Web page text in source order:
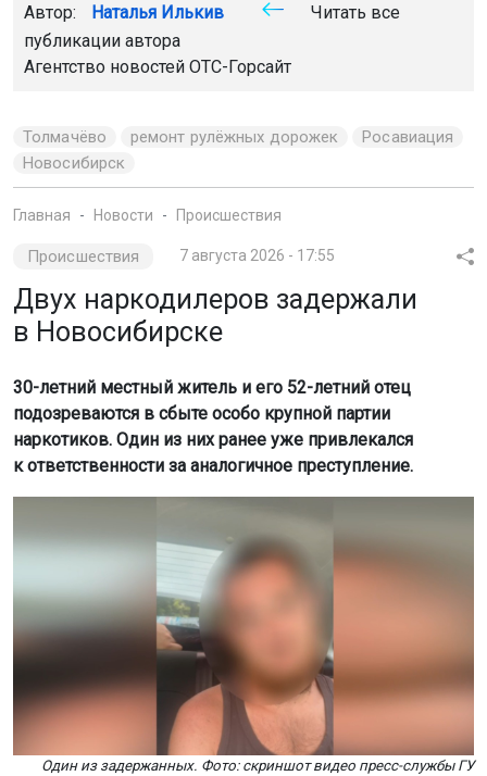
Автор: Наталья Илькив
Читать все
публикации автора
Агентство новостей ОТС-Горсайт
Толмачёво ремонт рулёжных дорожек
Росавиация
Новосибирск
Главная Новости Происшествия
Происшествия 7 августа 2026 - 17:55
Двух наркодилеров задержали
в Новосибирске
30-летний местный житель и его 52-летний отец
подозреваются в сбыте особо крупной партии
наркотиков. Один из них ранее уже привлекался
к ответственности за аналогичное преступление.
Один из задержанных. Фото: скриншот видео пресс-службы ГУ